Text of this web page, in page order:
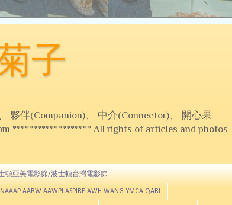
子
夥伴(Companion)、 中介(Connector)、 開心果
******************* All rights of articles and photos
頓亞美電影節/波士頓台灣電影節
AARW AAWPI ASPIRE AWH WANG YMCA QARI